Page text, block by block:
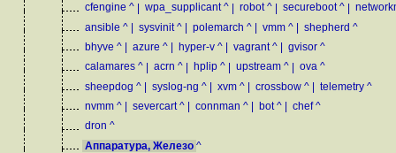
cfengine ^ | wpa_supplicant ^ | robot ^ | secureboot ^ |
ansible ^ | sysvinit ^ | polemarch ^ | vmm ^ | shepherd ^
bhyve ^ azure ^ hyper-v ^ vagrant ^ gvisor ^
calamares ^ | acrn ^ | hplip ^ | upstream ^ | ova ^
sheepdog ^ | syslog-ng ^ | xvm ^ | crossbow ^ | telemetry ^
nvmm ^ severcart ^ connman ^ bot ^ chef ^
dron ^
Аппаратура, Железо ^